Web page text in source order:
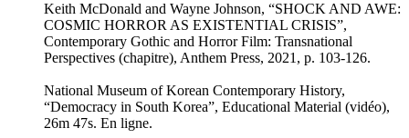
Keith McDonald and Wayne Johnson, “SHOCK AND AWE:
COSMIC HORROR AS EXISTENTIAL CRISIS”,
Contemporary Gothic and Horror Film: Transnational
Perspectives (chapitre), Anthem Press, 2021, p. 103-126.
National Museum of Korean Contemporary History,
“Democracy in South Korea”, Educational Material (vidéo),
26m 47s. En ligne.